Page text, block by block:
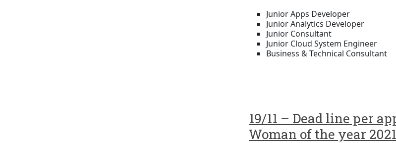
Junior Apps Developer
Junior Analytics Developer
Junior Consultant
Junior Cloud System Engineer
Business & Technical Consultant
19/11 – Dead line per
Woman of the year